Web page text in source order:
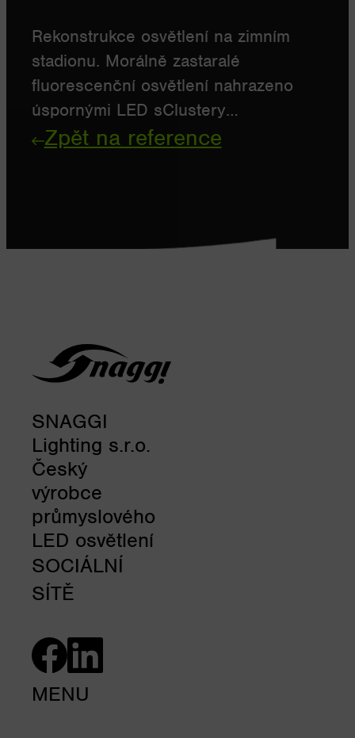
Rekonstrukce osvětlení na zimním
stadionu. Morálně zastaralé
fluorescenční osvětlení nahrazeno
úspornými LED sClustery…
Zpět na reference
SNAGGI
Lighting s.r.o.
Český
výrobce
průmyslového
LED osvětlení
SOCIÁLNÍ
SÍTĚ
MENU